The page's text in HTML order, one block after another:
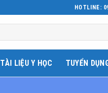
HOTLINE:
TÀI LIỆU Y HỌC TUYỂN